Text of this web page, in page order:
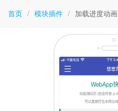
首页 / 模块插件 / 加载进度动画